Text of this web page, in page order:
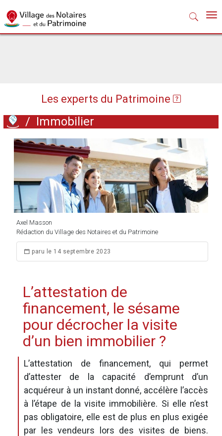
Les experts du Patrimoine
/ Immobilier
Axel Masson
Rédaction du Village des Notaires et du Patrimoine
paru le 14 septembre 2023
L’attestation de
financement, le sésame
pour décrocher la visite
d’un bien immobilier ?
L’attestation de financement, qui permet
d’attester de la capacité d’emprunt d’un
acquéreur à un instant donné, accélère l’accès
à l’étape de la visite immobilière. Si elle n’est
pas obligatoire, elle est de plus en plus exigée
par les vendeurs lors des visites de biens.